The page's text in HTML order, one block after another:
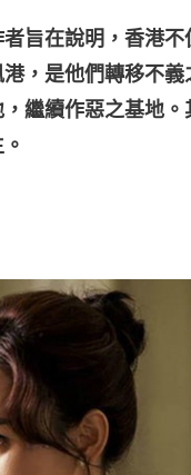
旨在說明，香港
港，是他們轉移不
繼續作惡之基地